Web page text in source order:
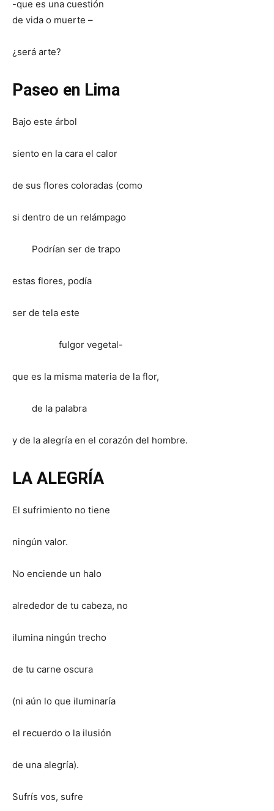
-que es una cuestión
de vida o muerte –
¿será arte?
Paseo en Lima
Bajo este árbol
siento en la cara el calor
de sus flores coloradas (como
si dentro de un relámpago
Podrían ser de trapo
estas flores, podía
ser de tela este
fulgor vegetal-
que es la misma materia de la flor,
de la palabra
y de la alegría en el corazón del hombre.
LA ALEGRÍA
El sufrimiento no tiene
ningún valor.
No enciende un halo
alrededor de tu cabeza, no
ilumina ningún trecho
de tu carne oscura
(ni aún lo que iluminaría
el recuerdo o la ilusión
de una alegría).
Sufrís vos, sufre